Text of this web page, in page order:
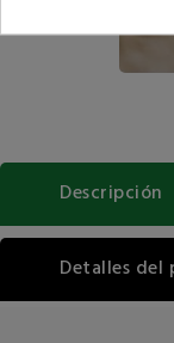
Descripción
Detalles